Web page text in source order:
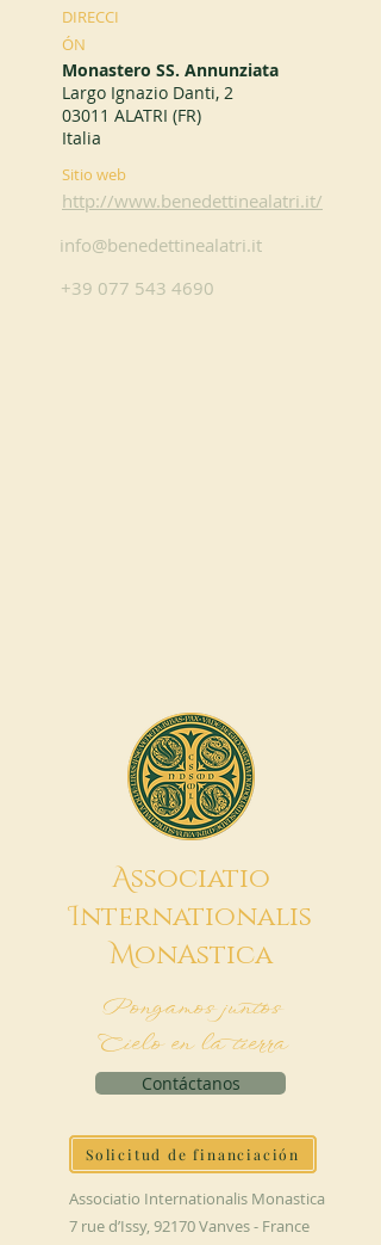
DIRECCI
ÓN
Monastero SS. Annunziata
Largo Ignazio Danti, 2
03011 ALATRI (FR)
Italia
Sitio web
http://www.benedettinealatri.it/
info@benedettinealatri.it
+39 077 543 4690
Associatio
Internationalis
MonAstica
Pongamos juntos
Cielo en la tierra
Contáctanos
Solicitud de financiación
Associatio Internationalis Monastica
7 rue d’Issy, 92170 Vanves - France